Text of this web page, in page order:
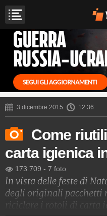
3 dicembre 2015 12:36
Come
carta igienica
173.709 - 7 foto
In vista delle feste di
degli originali pacchetti
riciclare i rotoli di carta